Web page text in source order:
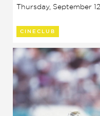
Thursday, September
CINECLUB